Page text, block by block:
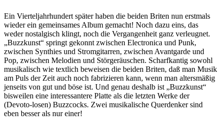
Ein Vierteljahrhundert später haben die beiden Briten nun erstmals
wieder ein gemeinsames Album gemacht! Noch dazu eins, das
weder nostalgisch klingt, noch die Vergangenheit ganz verleugnet.
„Buzzkunst“ springt gekonnt zwischen Electronica und Punk,
zwischen Synthies und Stromgitarren, zwischen Avantgarde und
Pop, zwischen Melodien und Störgeräuschen. Scharfkantig sowohl
musikalisch wie textlich beweisen die beiden Briten, daß man Musik
am Puls der Zeit auch noch fabrizieren kann, wenn man altersmäßig
jenseits von gut und böse ist. Und genau deshalb ist „Buzzkunst“
bisweilen eine interessantere Platte als die letzten Werke der
(Devoto-losen) Buzzcocks. Zwei musikalische Querdenker sind
eben besser als nur einer!